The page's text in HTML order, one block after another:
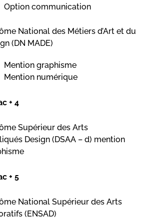
Option communication
National des Métiers d’Art et du
(DN MADE)
Mention graphisme
Mention numérique
+ 4
Supérieur des Arts
Design (DSAA – d) mention
+ 5
National Supérieur des Arts
(ENSAD)